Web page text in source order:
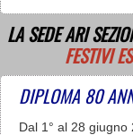
LA SEDE ARI
FESTIVI
DIPLOMA 80
Dal 1° al 28